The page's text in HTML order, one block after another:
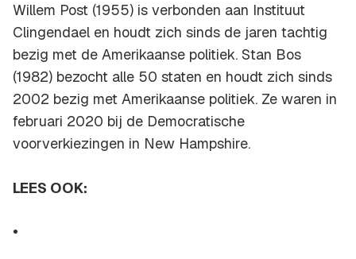
Willem Post (1955) is verbonden aan Instituut
Clingendael en houdt zich sinds de jaren tachtig
bezig met de Amerikaanse politiek. Stan Bos
(1982) bezocht alle 50 staten en houdt zich sinds
2002 bezig met Amerikaanse politiek. Ze waren in
februari 2020 bij de Democratische
voorverkiezingen in New Hampshire.
LEES OOK: